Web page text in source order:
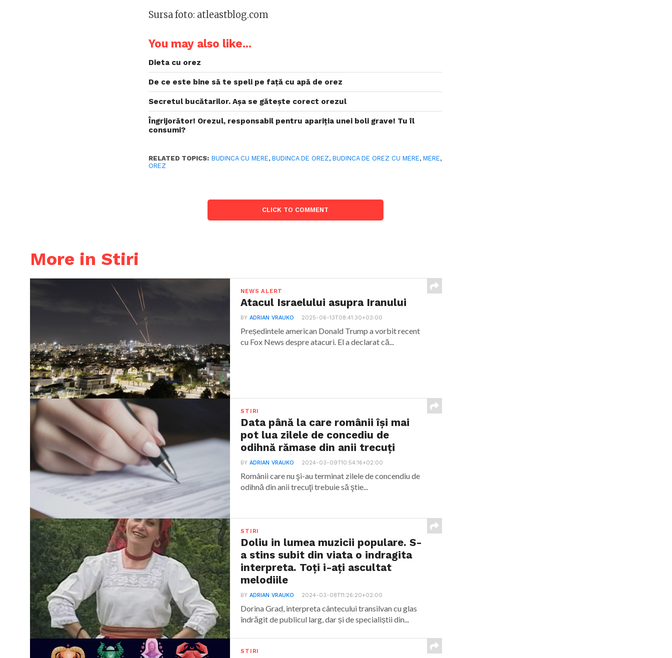
Sursa foto: atleastblog.com
You may also like...
Dieta cu orez
De ce este bine să te speli pe față cu apă de orez
Secretul bucătarilor. Așa se gătește corect orezul
Îngrijorător! Orezul, responsabil pentru apariția unei boli grave! Tu îl
consumi?
RELATED TOPICS: BUDINCA CU MERE,BUDINCA DE OREZ,BUDINCA DE OREZ CU MERE,MERE,
OREZ
CLICK TO COMMENT
More in Stiri
NEWS ALERT
Atacul Israelului asupra Iranului
BYADRIAN VRAUKO 2025-06-13T08:41:30+03:00
Președintele american Donald Trump a vorbit recent
cu Fox News despre atacuri. El a declarat că...
STIRI
Data până la care românii îşi mai
pot lua zilele de concediu de
odihnă rămase din anii trecuţi
BYADRIAN VRAUKO 2024-03-09T10:54:16+02:00
Românii care nu şi-au terminat zilele de concendiu de
odihnă din anii trecuţi trebuie să ştie...
STIRI
Doliu in lumea muzicii populare. S-
a stins subit din viata o indragita
interpreta. Toți i-ați ascultat
melodiile
BYADRIAN VRAUKO 2024-03-08T11:26:20+02:00
Dorina Grad, interpreta cântecului transilvan cu glas
îndrăgit de publicul larg, dar și de specialiștii din...
STIRI